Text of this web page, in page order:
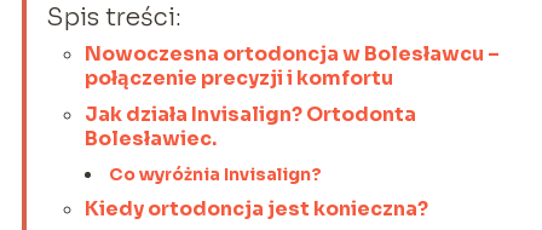
Spis treści:
Nowoczesna ortodoncja w Bolesławcu –
połączenie precyzji i komfortu
Jak działa Invisalign? Ortodonta
Bolesławiec.
Co wyróżnia Invisalign?
Kiedy ortodoncja jest konieczna?